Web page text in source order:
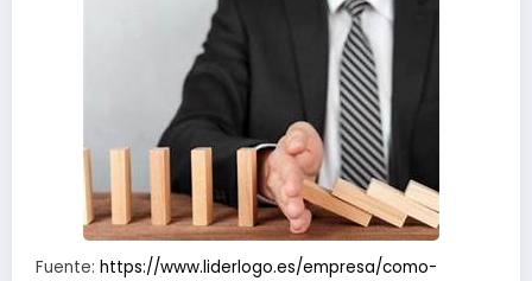
Fuente: https://www.liderlogo.es/empresa/como-